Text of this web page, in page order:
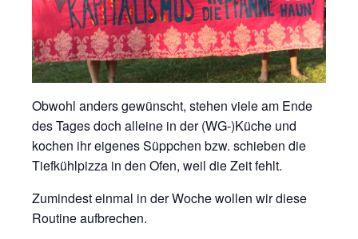
Obwohl anders gewünscht, stehen viele am Ende
des Tages doch alleine in der (WG-)Küche und
kochen ihr eigenes Süppchen bzw. schieben die
Tiefkühlpizza in den Ofen, weil die Zeit fehlt.
Zumindest einmal in der Woche wollen wir diese
Routine aufbrechen.